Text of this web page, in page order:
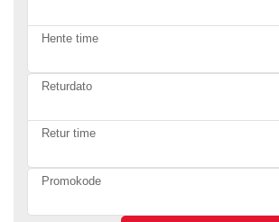
Hente time
Returdato
Retur time
Promokode